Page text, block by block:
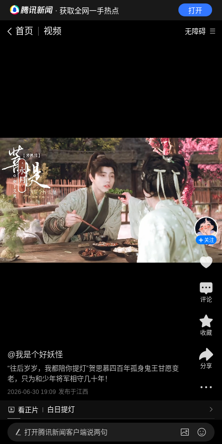
· 获取全网一手热点 打开
首页 视频 无障碍
@我是个好妖怪
“往后岁岁，我都陪你提灯”贺思慕四百年孤身鬼王甘愿变
老，只为和少年将军相守几十年！
2026-06-30 19:09 发布于江西
看正片 白日提灯
关注
评论
收藏
分享
打开腾讯新闻客户端说两句